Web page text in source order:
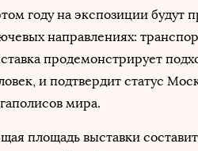
году на экспозиции будут
направлениях:
продемонстрирует
и подтвердит статус
мира.
площадь выставки